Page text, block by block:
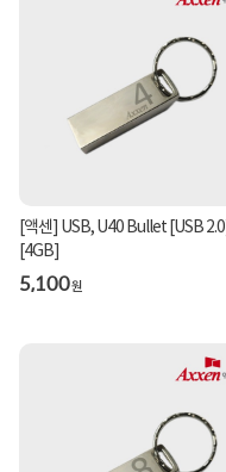
[액센] USB, U40 Bullet [USB 2.0]
[4GB]
5,100원